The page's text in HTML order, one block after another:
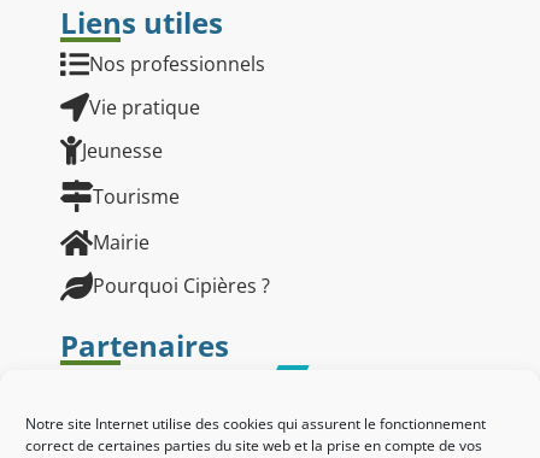
Notre site Internet utilise des cookies qui assurent le fonctionnement
correct de certaines parties du site web et la prise en compte de vos
Liens utiles
Nos professionnels
Vie pratique
Jeunesse
Tourisme
Mairie
Pourquoi Cipières ?
Partenaires